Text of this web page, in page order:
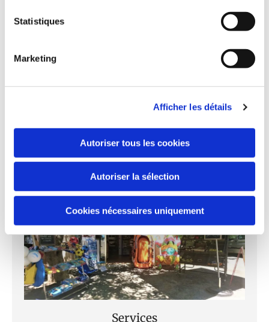
Statistiques
Marketing
Afficher les détails
Autoriser tous les cookies
Autoriser la sélection
Cookies nécessaires uniquement
Nouveauté 2024, un espace dedié à la relaxation et
un spa, un sauna, une tisannerie et des espaces
Lire la suite
Services